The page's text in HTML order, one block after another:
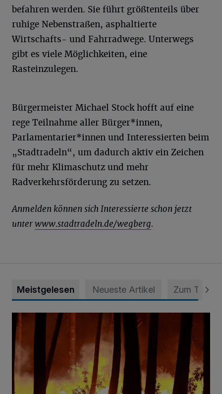
befahren werden. Sie führt größtenteils über
ruhige Nebenstraßen, asphaltierte
Wirtschafts- und Fahrradwege. Unterwegs
gibt es viele Möglichkeiten, eine
Rasteinzulegen.
Bürgermeister Michael Stock hofft auf eine
rege Teilnahme aller Bürger*innen,
Parlamentarier*innen und Interessierten beim
„Stadtradeln“, um dadurch aktiv ein Zeichen
für mehr Klimaschutz und mehr
Radverkehrsförderung zu setzen.
Anmelden können sich Interessierte schon jetzt
unterwww.stadtradeln.de/wegberg.
Meistgelesen Neueste Artikel Zum Thema
Flucht vor dem Flammen-Inferno